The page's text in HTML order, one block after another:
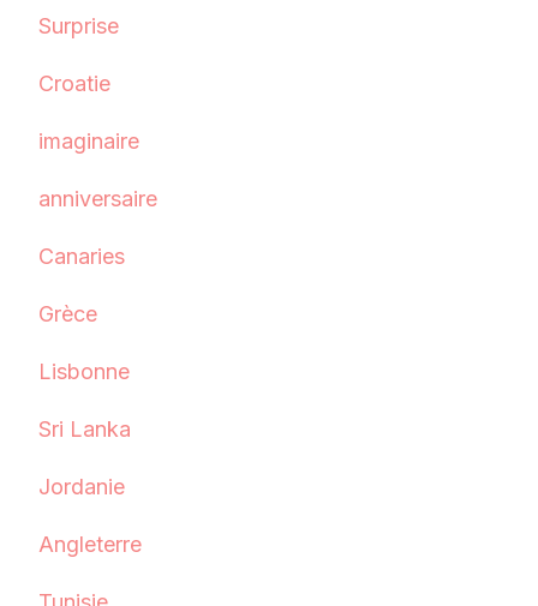
Surprise
Croatie
imaginaire
anniversaire
Canaries
Grèce
Lisbonne
Sri Lanka
Jordanie
Angleterre